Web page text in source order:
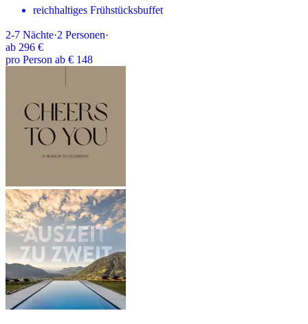
reichhaltiges Frühstücksbuffet
2-7 Nächte·2 Personen·
ab 296 €
pro Person ab € 148